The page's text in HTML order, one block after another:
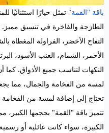
باقة "القمة" تمثل خيارًا استثنائيًا
الطازجة والفاخرة في تنسيق
التفاح الأخضر، الفراولة المغطاة
الأحمر، الشمام، العنب الأسود،
النكهات لتناسب جميع الأذواق. كما
لمسة من الفخامة والجمال، مما
تحتاج إلى إضافة لمسة من الفخامة
تتميز باقة "القمة" بحجمها الكبير،
الكبيرة، سواء كانت عائلية أو